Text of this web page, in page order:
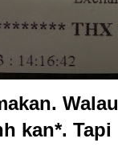
kan*.